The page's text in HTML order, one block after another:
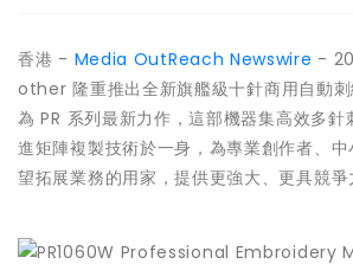
香港 - Media OutReach Newswire -
other 隆重推出全新旗艦級十針商用自動
為 PR 系列最新力作，這部機器集高效多針
進矩陣複製技術於一身，為專業創作者、
望拓展業務的用家，提供更強大、更具競爭